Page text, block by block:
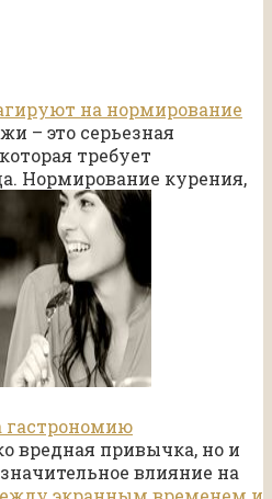
на нормирование
– это серьезная
требует
Нормирование курения,
гастрономию
вредная привычка, но и
влияние на